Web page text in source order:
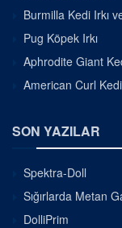
Burmilla Kedi Irkı
Pug Köpek Irkı
Aphrodite Giant
American Curl
SON YAZILAR
Spektra-Doll
Sığırlarda Metan
DolliPrim